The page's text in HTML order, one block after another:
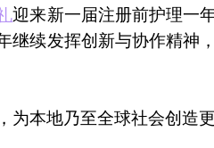
迎来新一届注册前护理一
继续发挥创新与协作精神
为本地乃至全球社会创造